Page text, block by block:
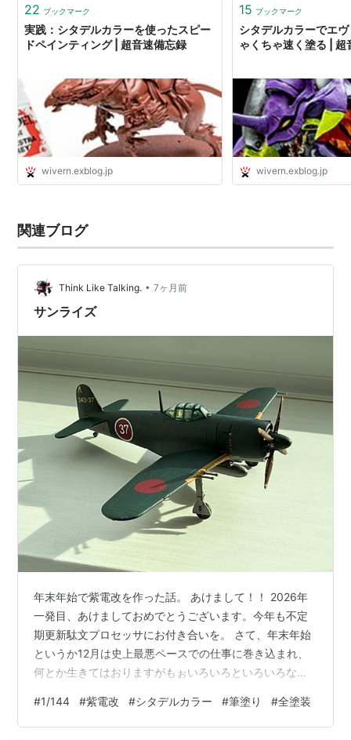
22 ブックマーク
実践：シタデルカラーを使ったスピー
ドペインティング | 超音速備忘録
wivern.exblog.jp
15 ブックマーク
シタデルカラーでエ
ゃくちゃ速く塗る | 超
wivern.exblog.jp
関連ブログ
Think Like Talking. • 7ヶ月前
サンライズ
年末年始で紫電改を作った話。 あけまして！！ 2026年
一発目、あけましておめでとうございます。今年も不定
期更新駄文プロセッサにお付き合いを。 さて、年末年始
というか12月は史上最悪ペースでの仕事に巻き込まれ、
何とか生きてはおりますがもぉいろいろといろいろな。
もスタンプカードとかではない、500円で2点とかの昔な
がらの「点数券」！)を使ってさぁ何を買うかなと。くし
#1/144 #紫電改 #シタデルカラー #筆塗り #全塗装